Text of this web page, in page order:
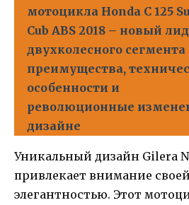
мотоцикла Honda C 125
Cub ABS 2018 – новый
двухколесного сегмента
преимущества,
особенности и
революционные
дизайне
Уникальный дизайн Gilera
привлекает внимание
элегантностью. Этот